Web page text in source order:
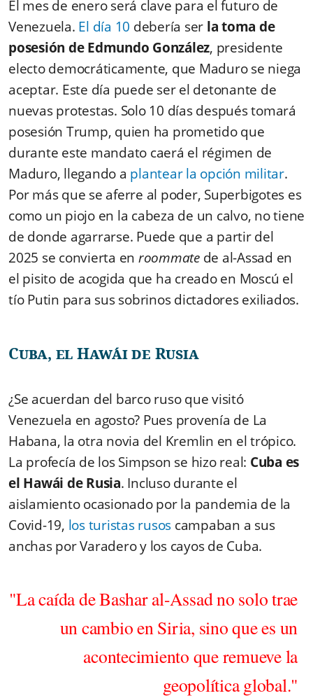
El mes de enero será clave para el futuro de
Venezuela. El día 10 debería ser la toma de
posesión de Edmundo González, presidente
electo democráticamente, que Maduro se niega
aceptar. Este día puede ser el detonante de
nuevas protestas. Solo 10 días después tomará
posesión Trump, quien ha prometido que
durante este mandato caerá el régimen de
Maduro, llegando a plantear la opción militar.
Por más que se aferre al poder, Superbigotes es
como un piojo en la cabeza de un calvo, no tiene
de donde agarrarse. Puede que a partir del
2025 se convierta en roommatede al-Assad en
el pisito de acogida que ha creado en Moscú el
tío Putin para sus sobrinos dictadores exiliados.
Cuba, el Hawái de Rusia
¿Se acuerdan del barco ruso que visitó
Venezuela en agosto? Pues provenía de La
Habana, la otra novia del Kremlin en el trópico.
La profecía de los Simpson se hizo real: Cuba es
el Hawái de Rusia. Incluso durante el
aislamiento ocasionado por la pandemia de la
Covid-19, los turistas rusos campaban a sus
anchas por Varadero y los cayos de Cuba.
"La caída de Bashar al-Assad no solo trae
un cambio en Siria, sino que es un
acontecimiento que remueve la
geopolítica global."